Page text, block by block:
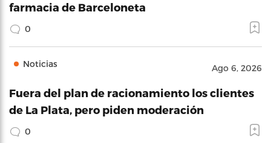
farmacia de Barceloneta
0
Noticias Ago 6, 2026
Fuera del plan de racionamiento los clientes
de La Plata, pero piden moderación
0